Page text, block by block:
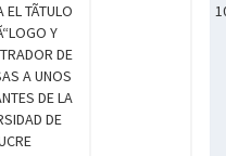
TÃTULO
Y
DE
A UNOS
DE LA
DE